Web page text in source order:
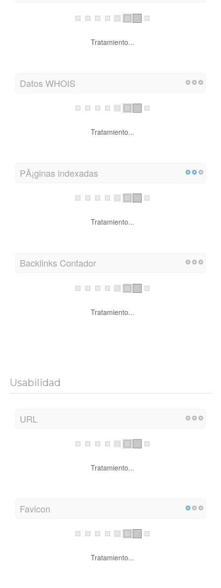
Tratamiento...
Datos WHOIS
Tratamiento...
PÃ¡ginas indexadas
Tratamiento...
Backlinks Contador
Tratamiento...
Usabilidad
URL
Tratamiento...
Favicon
Tratamiento...